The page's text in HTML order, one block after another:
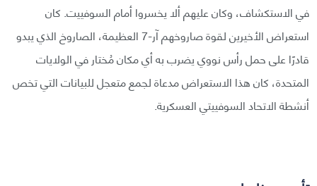
في الاستكشاف، وكان عليهم ألا يخسروا أمام السوفييت. كان
استعراض الأخيرين لقوة صاروخهم آر-7 العظيمة، الصاروخ الذي يبدو
قادرًا على حمل رأس نووي يضرب به أي مكان مُختار في الولايات
المتحدة، كان هذا الاستعراض مدعاة لجمع متعجل للبيانات التي تخص
أنشطة الاتحاد السوفييتي العسكرية.